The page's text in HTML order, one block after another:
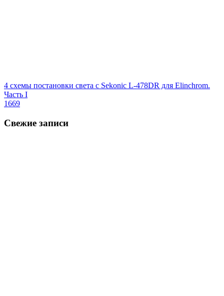
4 схемы постановки света с Sekonic L-478DR для Elinchrom.
Часть I
1669
Свежие записи